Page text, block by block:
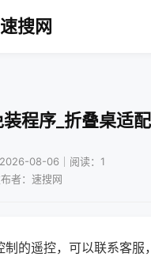
速搜网
程序_折叠桌适
08-06｜阅读：1
者：速搜网
的遥控，可以联系客服